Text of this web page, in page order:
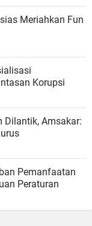
Meriahkan Fun
Korupsi
Dilantik, Amsakar:
Pemanfaatan
Peraturan